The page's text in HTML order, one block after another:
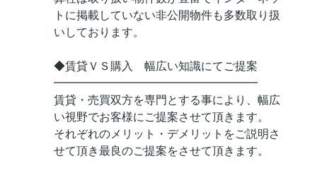
トに掲載していない非公開物件も多数取り扱
いしております。
◆賃貸ＶＳ購入 幅広い知識にてご提案
━━━━━━━━━━━━━━━━━━
賃貸・売買双方を専門とする事により、幅広
い視野でお客様にご提案させて頂きます。
それぞれのメリット・デメリットをご説明さ
せて頂き最良のご提案をさせて頂きます。